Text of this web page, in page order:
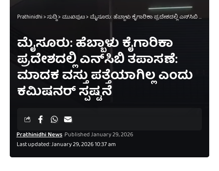
Prathinidhi>ಸುದ್ದಿ>ಮುಖಪುಟ>ಮೈಸೂರು: ಹೆಬ್ಬಾಳು ಕೈಗಾರಿಕಾ ಪ್ರದೇಶದಲ್ಲಿ ಎನ್‌ಸಿಬಿ ತಪಾಸಣೆ: ಮಾದಕ ವಸ್ತು ಪತ್ತೆಯಾಗಿಲ್ಲ ಎಂದು ಕಮಿಷನರ್ ಸ್ಪಷ್ಟನೆ
ಮೈಸೂರು: ಹೆಬ್ಬಾಳು ಕೈಗಾರಿಕಾ
ಪ್ರದೇಶದಲ್ಲಿ ಎನ್‌ಸಿಬಿ ತಪಾಸಣೆ:
ಮಾದಕ ವಸ್ತು ಪತ್ತೆಯಾಗಿಲ್ಲ ಎಂದು
ಕಮಿಷನರ್ ಸ್ಪಷ್ಟನೆ
Last updated: January 29, 2026 10:37 am
Prathinidhi News Published January 29, 2026